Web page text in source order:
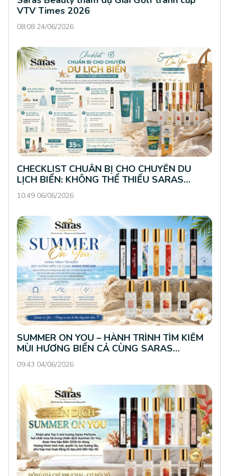
VTV Times 2026
08:08 24/06/2026
CHECKLIST CHUẨN BỊ CHO CHUYẾN DU
LỊCH BIỂN: KHÔNG THỂ THIẾU SARAS
PERFUME
10:49 06/06/2026
SUMMER ON YOU – HÀNH TRÌNH TÌM KIẾM
MÙI HƯƠNG BIỂN CẢ CÙNG SARAS
PERFUME
09:43 04/06/2026